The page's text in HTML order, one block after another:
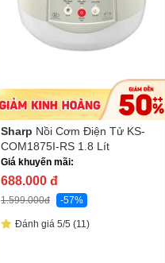
Sharp Nồi Cơm Điện Tử KS-
COM1875I-RS 1.8 Lít
Giá khuyến mãi:
688.000 đ
1.599.000đ -57%
Đánh giá 5/5 (11)